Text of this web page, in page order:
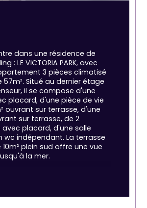
dans une résidence de
: LE VICTORIA PARK, avec
3 pièces climatisé
57m². Situé au dernier étage
il se compose d'une
placard, d'une pièce de vie
ouvrant sur terrasse, d'une
sur terrasse, de 2
placard, d'une salle
wc indépendant. La terrasse
plein sud offre une vue
la mer.